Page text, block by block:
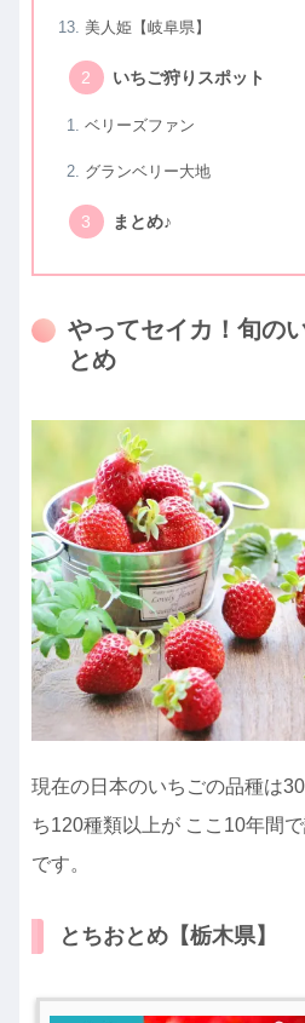
美人姫【岐阜県】
いちご狩りスポット
ベリーズファン
グランベリー大地
まとめ♪
やってセイカ！旬の
とめ
現在の日本のいちごの品種は
ち120種類以上が ここ10年間
です。
とちおとめ【栃木県】